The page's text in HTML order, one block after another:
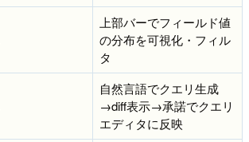
上部バーでフィールド値
の分布を可視化・フィル
タ
自然言語でクエリ生成
→diff表示→承諾でクエリ
エディタに反映